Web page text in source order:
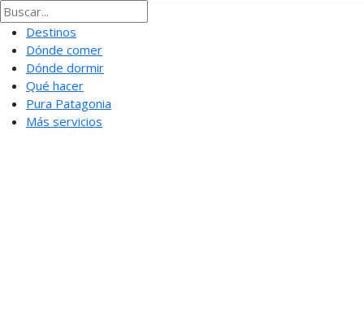
Destinos
Dónde comer
Dónde dormir
Qué hacer
Pura Patagonia
Más servicios